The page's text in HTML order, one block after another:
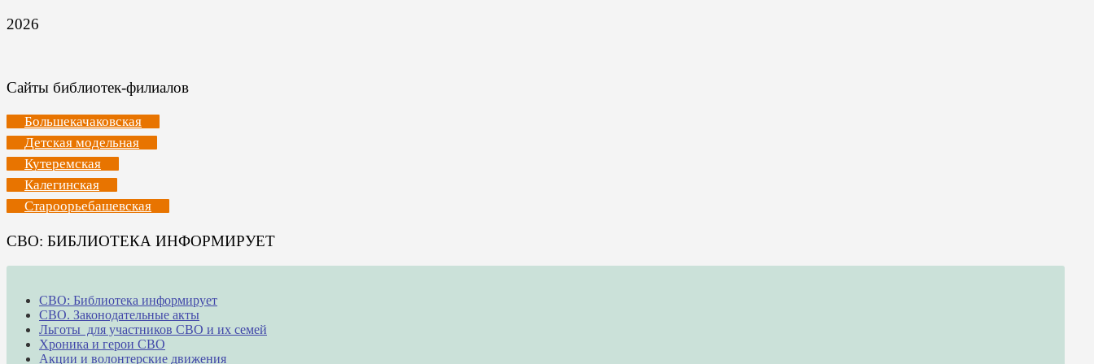
2026
Сайты библиотек-филиалов
Большекачаковская
Детская модельная
Кутеремская
Калегинская
Староорьебашевская
СВО: БИБЛИОТЕКА ИНФОРМИРУЕТ
СВО: Библиотека информирует
СВО. Законодательные акты
Льготы для участников СВО и их семей
Хроника и герои СВО
Акции и волонтерские движения